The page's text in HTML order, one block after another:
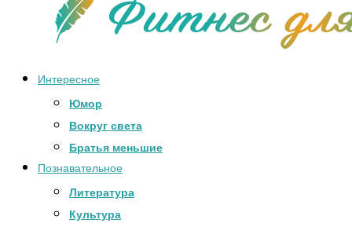
Интересное
Юмор
Вокруг света
Братья меньшие
Познавательное
Литература
Культура